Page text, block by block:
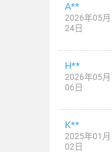
A**
2026年05月
24日
H**
2026年05月
06日
K**
2025年01月
02日